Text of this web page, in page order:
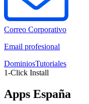
Correo Corporativo
Email profesional
DominiosTutoriales
1-Click Install
Apps España